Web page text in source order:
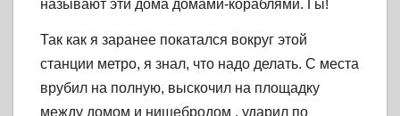
называют эти дома домами-кораблями. Гы!
Так как я заранее покатался вокруг этой
станции метро, я знал, что надо делать. С места
врубил на полную, выскочил на площадку
между домом и нищебродом , ударил по